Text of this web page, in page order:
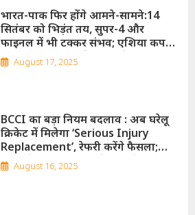
भारत-पाक फिर होंगे आमने-सामने:14
सितंबर को भिड़ंत तय, सुपर-4 और
फाइनल में भी टक्कर संभव; एशिया कप
2025 और UAE ट्राई-सीरीज के लिए
पाकिस्तान टीम घोषित, बाबर-रिजवान
August 17, 2025
BCCI का बड़ा नियम बदलाव : अब घरेलू
क्रिकेट में मिलेगा ‘Serious Injury
Replacement’, रेफरी करेंगे फैसला;
भारत के कोच गंभीर बोले- टीम के लिए
राहत, इंग्लैंड कप्तान स्टोक्स ने बताया
August 16, 2025